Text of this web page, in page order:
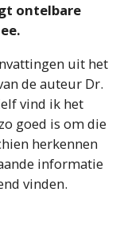
ontelbare
uit het
de auteur Dr.
vind ik het
goed is om die
herkennen
informatie
vinden.